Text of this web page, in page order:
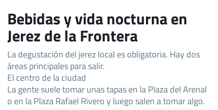
Bebidas y vida nocturna en
Jerez de la Frontera
La degustación del jerez local es obligatoria. Hay dos
áreas principales para salir.
El centro de la ciudad
La gente suele tomar unas tapas en la Plaza del Arenal
o en la Plaza Rafael Rivero y luego salen a tomar algo.